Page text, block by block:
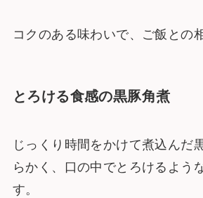
コクのある味わいで、ご飯との
とろける食感の黒豚角煮
じっくり時間をかけて煮込んだ
らかく、口の中でとろけるよう
す。